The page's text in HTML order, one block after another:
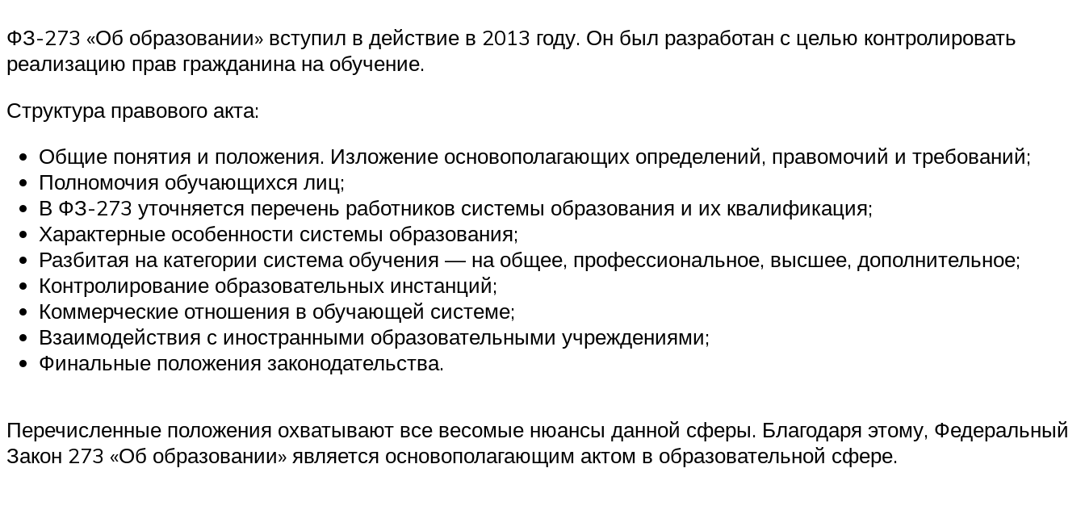
ФЗ-273 «Об образовании» вступил в действие в 2013 году. Он был разработан с целью контролировать
реализацию прав гражданина на обучение.
Структура правового акта:
Общие понятия и положения. Изложение основополагающих определений, правомочий и требований;
Полномочия обучающихся лиц;
В ФЗ-273 уточняется перечень работников системы образования и их квалификация;
Характерные особенности системы образования;
Разбитая на категории система обучения — на общее, профессиональное, высшее, дополнительное;
Контролирование образовательных инстанций;
Коммерческие отношения в обучающей системе;
Взаимодействия с иностранными образовательными учреждениями;
Финальные положения законодательства.
Перечисленные положения охватывают все весомые нюансы данной сферы. Благодаря этому, Федеральный
Закон 273 «Об образовании» является основополагающим актом в образовательной сфере.